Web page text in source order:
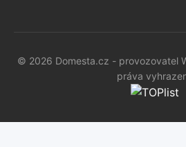
© 2026 Domesta.cz - provozovatel
práva